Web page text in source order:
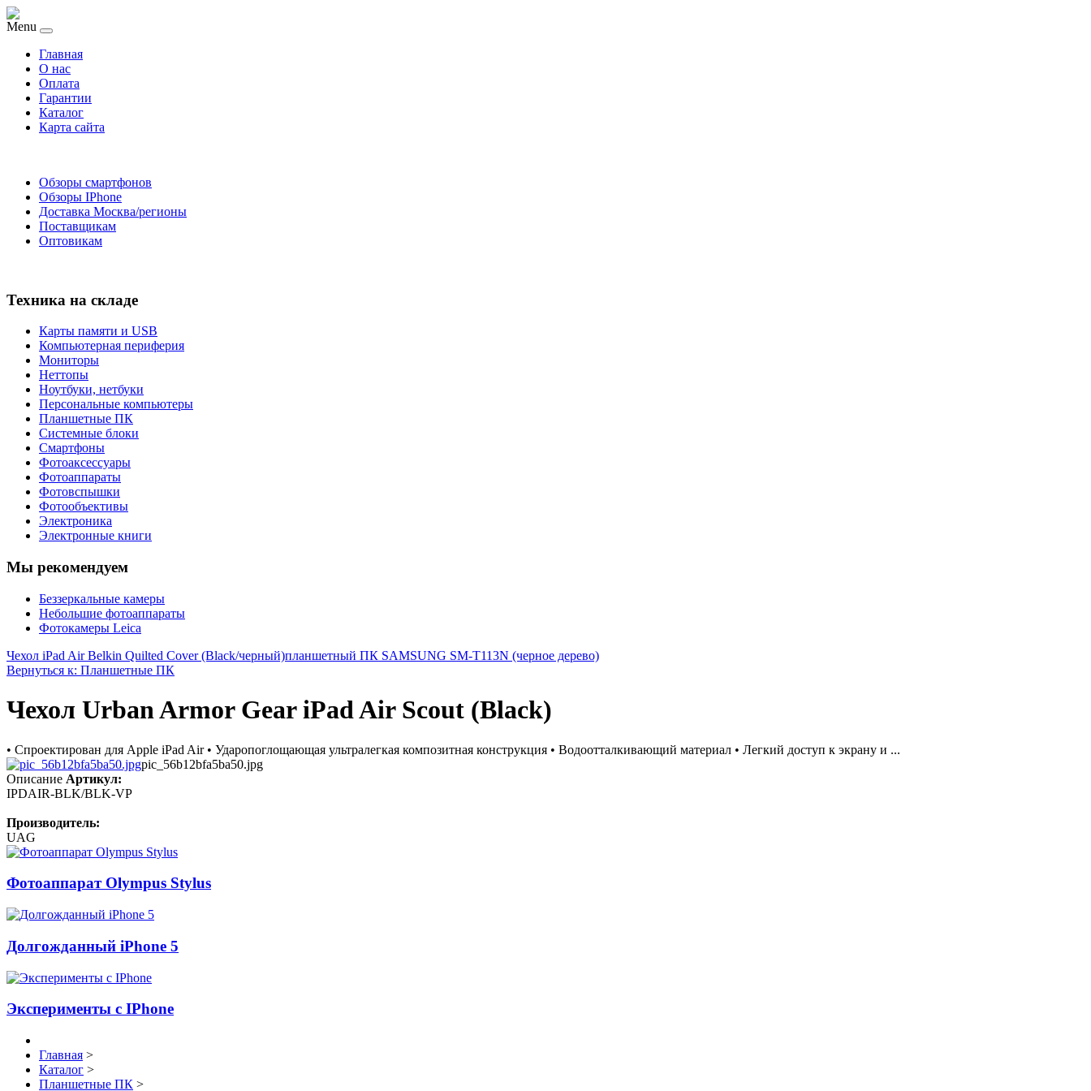
Menu
Главная
O нас
Оплата
Гарантии
Каталог
Карта сайта
Обзоры смартфонов
Обзоры IPhone
Доставка Москва/регионы
Поставщикам
Оптовикам
Техника на складе
Карты памяти и USB
Компьютерная периферия
Мониторы
Неттопы
Ноутбуки, нетбуки
Персональные компьютеры
Планшетные ПК
Системные блоки
Смартфоны
Фотоаксессуары
Фотоаппараты
Фотовспышки
Фотообъективы
Электроника
Электронные книги
Мы рекомендуем
Беззеркальные камеры
Небольшие фотоаппараты
Фотокамеры Leica
Чехол iPad Air Belkin Quilted Cover (Black/черный)планшетный ПК SAMSUNG SM-T113N (черное дерево)
Вернуться к: Планшетные ПК
Чехол Urban Armor Gear iPad Air Scout (Black)
• Спроектирован для Apple iPad Air • Ударопоглощающая ультралегкая композитная конструкция • Водоотталкивающий материал • Легкий доступ к экрану и ...
pic_56b12bfa5ba50.jpg
Описание Артикул:
IPDAIR-BLK/BLK-VP
Производитель:
UAG
Фотоаппарат Olympus Stylus
Долгожданный iPhone 5
Эксперименты с IPhone
Главная >
Каталог >
Планшетные ПК >